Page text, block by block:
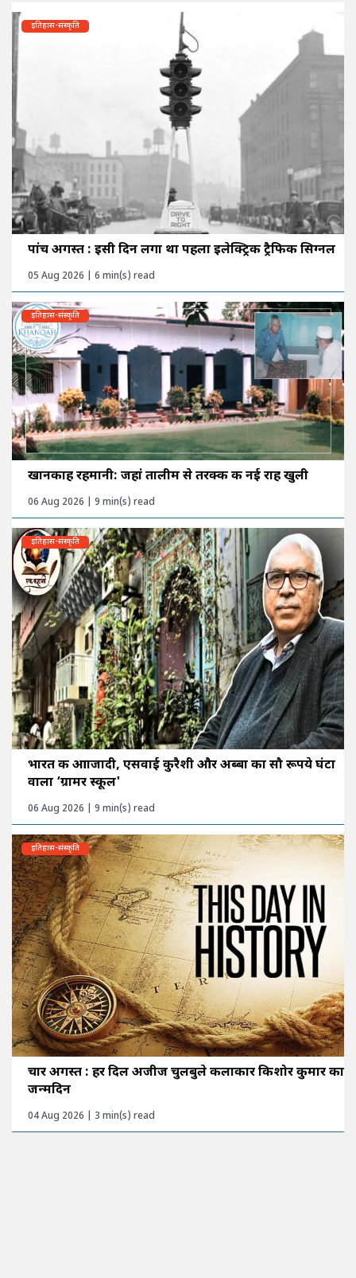
इतिहास-संस्कृति
पांच अगस्त : इसी दिन लगा था पहला इलेक्ट्रिक ट्रैफिक सिग्नल
05 Aug 2026 | 6 min(s) read
इतिहास-संस्कृति
खानकाह रहमानी: जहां तालीम से तरक्की की नई राह खुली
06 Aug 2026 | 9 min(s) read
इतिहास-संस्कृति
भारत की आाजादी, एसवाई कुरैशी और अब्बा का सौ रूपये घंटा
वाला ‘ग्रामर स्कूल'
06 Aug 2026 | 9 min(s) read
इतिहास-संस्कृति
चार अगस्त : हर दिल अजीज चुलबुले कलाकार किशोर कुमार का
जन्मदिन
04 Aug 2026 | 3 min(s) read